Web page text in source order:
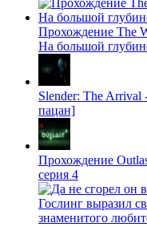
Прохождение The
На большой
Slender: The
пацан]
Прохождение
серия 4